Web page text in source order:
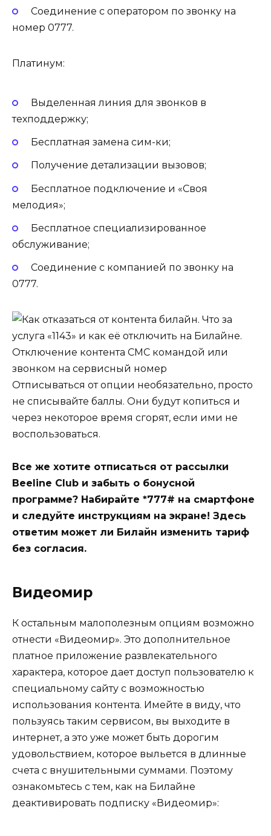
Соединение с оператором по звонку на
номер 0777.
Платинум:
Выделенная линия для звонков в
техподдержку;
Бесплатная замена сим-ки;
Получение детализации вызовов;
Бесплатное подключение и «Своя
мелодия»;
Бесплатное специализированное
обслуживание;
Соединение с компанией по звонку на
0777.
Отписываться от опции необязательно, просто
не списывайте баллы. Они будут копиться и
через некоторое время сгорят, если ими не
воспользоваться.
Все же хотите отписаться от рассылки
Beeline Club и забыть о бонусной
программе? Набирайте *777# на смартфоне
и следуйте инструкциям на экране! Здесь
ответим может ли Билайн изменить тариф
без согласия.
Видеомир
К остальным малополезным опциям возможно
отнести «Видеомир». Это дополнительное
платное приложение развлекательного
характера, которое дает доступ пользователю к
специальному сайту с возможностью
использования контента. Имейте в виду, что
пользуясь таким сервисом, вы выходите в
интернет, а это уже может быть дорогим
удовольствием, которое выльется в длинные
счета с внушительными суммами. Поэтому
ознакомьтесь с тем, как на Билайне
деактивировать подписку «Видеомир»: